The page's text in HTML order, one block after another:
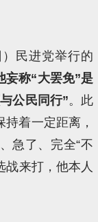
民进党举行的
妄称“大罢免”是
公民同行”。此
着一定距离，
急了、完全“不
战来打，他本人